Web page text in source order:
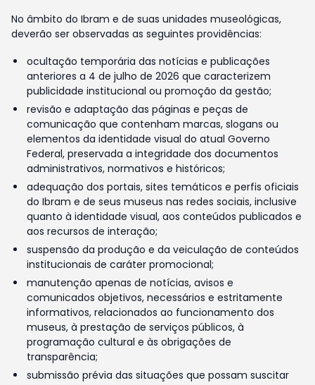
No âmbito do Ibram e de suas unidades museológicas,
deverão ser observadas as seguintes providências:
ocultação temporária das notícias e publicações
anteriores a 4 de julho de 2026 que caracterizem
publicidade institucional ou promoção da gestão;
revisão e adaptação das páginas e peças de
comunicação que contenham marcas, slogans ou
elementos da identidade visual do atual Governo
Federal, preservada a integridade dos documentos
administrativos, normativos e históricos;
adequação dos portais, sites temáticos e perfis oficiais
do Ibram e de seus museus nas redes sociais, inclusive
quanto à identidade visual, aos conteúdos publicados e
aos recursos de interação;
suspensão da produção e da veiculação de conteúdos
institucionais de caráter promocional;
manutenção apenas de notícias, avisos e
comunicados objetivos, necessários e estritamente
informativos, relacionados ao funcionamento dos
museus, à prestação de serviços públicos, à
programação cultural e às obrigações de
transparência;
submissão prévia das situações que possam suscitar